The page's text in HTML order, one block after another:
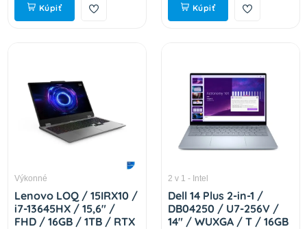
Kúpiť Kúpiť
Výkonné
Lenovo LOQ / 15IRX10 /
i7-13645HX / 15,6" /
FHD / 16GB / 1TB / RTX
2 v 1 - Intel
Dell 14 Plus 2-in-1 /
DB04250 / U7-256V /
14" / WUXGA / T / 16GB